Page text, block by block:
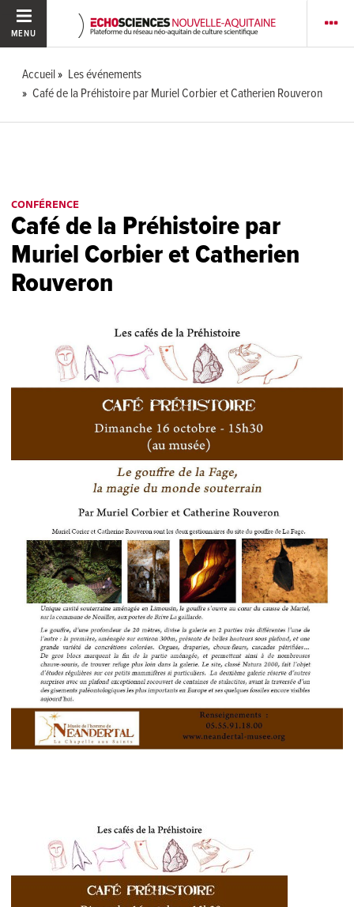
MENU
Accueil
Les événements
Café de la Préhistoire par Muriel Corbier et Catherien Rouveron
CONFÉRENCE
Café de la Préhistoire par
Muriel Corbier et Catherien
Rouveron